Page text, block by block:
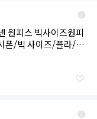
원피스 빅사이즈원피
폰/빅 사이즈/플라/쾌